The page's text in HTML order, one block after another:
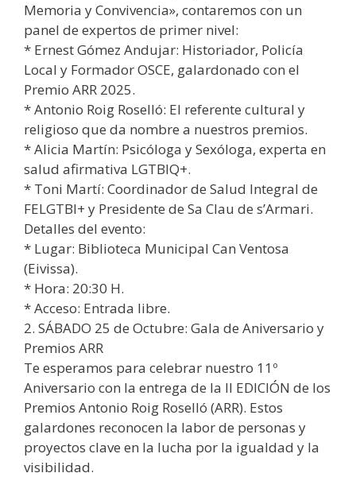
Memoria y Convivencia», contaremos con un
panel de expertos de primer nivel:
* Ernest Gómez Andujar: Historiador, Policía
Local y Formador OSCE, galardonado con el
Premio ARR 2025.
* Antonio Roig Roselló: El referente cultural y
religioso que da nombre a nuestros premios.
* Alicia Martín: Psicóloga y Sexóloga, experta en
salud afirmativa LGTBIQ+.
* Toni Martí: Coordinador de Salud Integral de
FELGTBI+ y Presidente de Sa Clau de s’Armari.
Detalles del evento:
* Lugar: Biblioteca Municipal Can Ventosa
(Eivissa).
* Hora: 20:30 H.
* Acceso: Entrada libre.
2. SÁBADO 25 de Octubre: Gala de Aniversario y
Premios ARR
Te esperamos para celebrar nuestro 11º
Aniversario con la entrega de la II EDICIÓN de los
Premios Antonio Roig Roselló (ARR). Estos
galardones reconocen la labor de personas y
proyectos clave en la lucha por la igualdad y la
visibilidad.